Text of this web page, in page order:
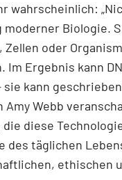
wahrscheinlich:
Biologie.
oder
Ergebnis kann
kann
Webb
diese
des täglichen
ethischen